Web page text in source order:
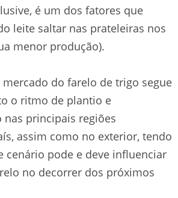
é um dos fatores que
leite saltar nas prateleiras nos
menor produção).
mercado do farelo de trigo segue
o ritmo de plantio e
principais regiões
assim como no exterior, tendo
cenário pode e deve influenciar
no decorrer dos próximos